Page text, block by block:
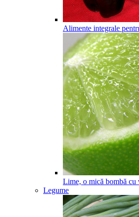
Alimente integrale
Lime, o mică bombă cu
Legume